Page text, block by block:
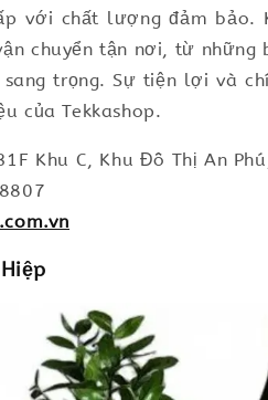
với chất lượng đảm bảo.
chuyển tận nơi, từ những
trọng. Sự tiện lợi và
của Tekkashop.
Khu C, Khu Đô Thị An